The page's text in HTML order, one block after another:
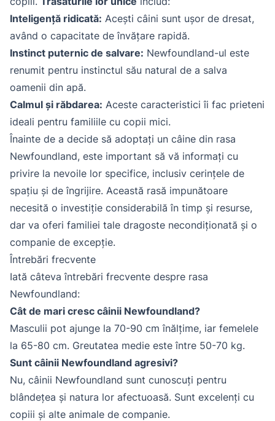
Inteligență ridicată: Acești câini sunt ușor de dresat,
având o capacitate de învățare rapidă.
Instinct puternic de salvare: Newfoundland-ul este
renumit pentru instinctul său natural de a salva
oamenii din apă.
Calmul și răbdarea: Aceste caracteristici îi fac prieteni
ideali pentru familiile cu copii mici.
Înainte de a decide să adoptați un câine din rasa
Newfoundland, este important să vă informați cu
privire la nevoile lor specifice, inclusiv cerințele de
spațiu și de îngrijire. Această rasă impunătoare
necesită o investiție considerabilă în timp și resurse,
dar va oferi familiei tale dragoste necondiționată și o
companie de excepție.
Întrebări frecvente
Iată câteva întrebări frecvente despre rasa
Newfoundland:
Cât de mari cresc câinii Newfoundland?
Masculii pot ajunge la 70-90 cm înălțime, iar femelele
la 65-80 cm. Greutatea medie este între 50-70 kg.
Sunt câinii Newfoundland agresivi?
Nu, câinii Newfoundland sunt cunoscuți pentru
blândețea și natura lor afectuoasă. Sunt excelenți cu
copiii și alte animale de companie.